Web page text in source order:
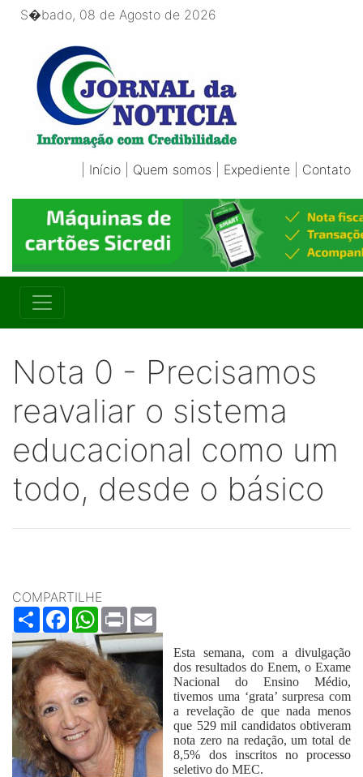
S�bado, 08 de Agosto de 2026
Início Quem somos Expediente Contato
Nota 0 - Precisamos
reavaliar o sistema
educacional como um
todo, desde o básico
COMPARTILHE
ShareFacebookWhatsApp
Print
Esta semana, com a divulgação
dos resultados do Enem, o Exame
Nacional do Ensino Médio,
tivemos uma ‘grata’ surpresa com
a revelação de que nada menos
que 529 mil candidatos obtiveram
nota zero na redação, um total de
8,5% dos inscritos no processo
seletivo do MEC.